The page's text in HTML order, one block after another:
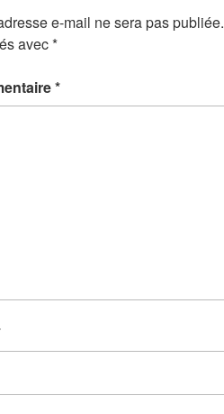
e-mail ne sera pas publiée.
avec*
*